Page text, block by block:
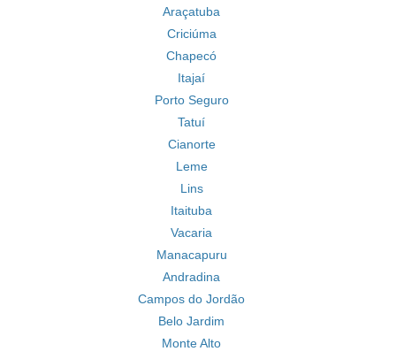
Araçatuba
Criciúma
Chapecó
Itajaí
Porto Seguro
Tatuí
Cianorte
Leme
Lins
Itaituba
Vacaria
Manacapuru
Andradina
Campos do Jordão
Belo Jardim
Monte Alto